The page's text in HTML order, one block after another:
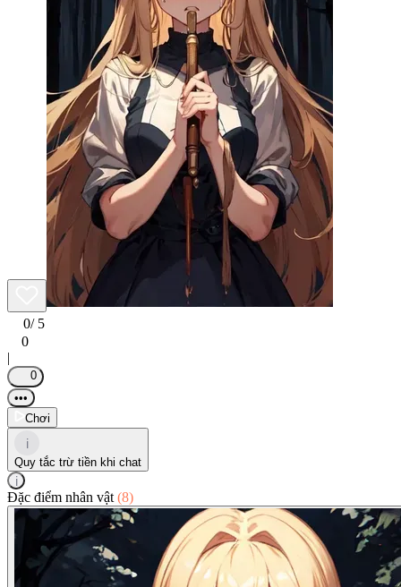
0/ 5
0
|
0
•••
Chơi
i
Quy tắc trừ tiền khi chat
i
Đặc điểm nhân vật (8)